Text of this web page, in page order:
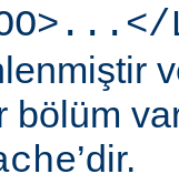
bölüm
’dir.